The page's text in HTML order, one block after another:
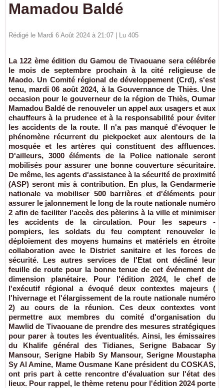
Mamadou Baldé
Rédigé le Mardi 6 Août 2024 à 21:07 | Lu 405
La 122 ème édition du Gamou de Tivaouane sera célébrée
le mois de septembre prochain à la cité religieuse de
Maodo. Un Comité régional de développement (Crd), s'est
tenu, mardi 06 août 2024, à la Gouvernance de Thiès. Une
occasion pour le gouverneur de la région de Thiès, Oumar
Mamadou Baldé de renouveler un appel aux usagers et aux
chauffeurs à la prudence et à la responsabilité pour éviter
les accidents de la route. Il n'a pas manqué d'évoquer le
phénomène récurrent du pickpocket aux alentours de la
mosquée et les artères qui constituent des affluences.
D'ailleurs, 3000 éléments de la Police nationale seront
mobilisés pour assurer une bonne couverture sécuritaire.
De même, les agents d'assistance à la sécurité de proximité
(ASP) seront mis à contribution. En plus, la Gendarmerie
nationale va mobiliser 500 barrières et d'éléments pour
assurer le jalonnement le long de la route nationale numéro
2 afin de faciliter l'accès des pèlerins à la ville et minimiser
les accidents de la circulation. Pour les sapeurs -
pompiers, les soldats du feu comptent renouveler le
déploiement des moyens humains et matériels en étroite
collaboration avec le District sanitaire et les forces de
sécurité. Les autres services de l'Etat ont décliné leur
feuille de route pour la bonne tenue de cet événement de
dimension planétaire. Pour l'édition 2024, le chef de
l'exécutif régional a évoqué deux contextes majeurs (
l'hivernage et l'élargissement de la route nationale numéro
2) au cours de la réunion. Ces deux contextes vont
permettre aux membres du comité d'organisation du
Mawlid de Tivaouane de prendre des mesures stratégiques
pour parer à toutes les éventualités. Ainsi, les émissaires
du Khalife général des Tidianes, Serigne Babacar Sy
Mansour, Serigne Habib Sy Mansour, Serigne Moustapha
Sy Al Amine, Mame Ousmane Kane président du COSKAS,
ont pris part à cette rencontre d'évaluation sur l'état des
lieux. Pour rappel, le thème retenu pour l'édition 2024 porte